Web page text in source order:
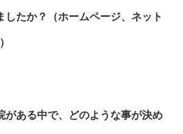
したか？（ホームページ、ネット
がある中で、どのような事が決め